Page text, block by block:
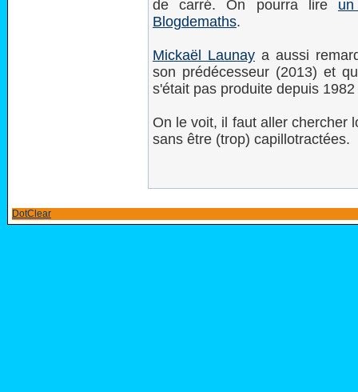
de carré. On pourra lire
Blogdemaths.
Mickaël Launay a aussi
son prédécesseur (2013) et
s'était pas produite depuis
On le voit, il faut aller chercher
sans être (trop) capillotractées.
DotClear